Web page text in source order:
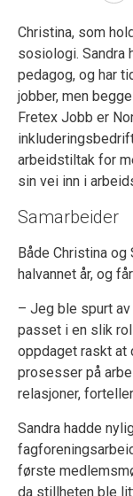
Christina, som
sosiologi. Sandra
pedagog, og har
jobber, men
Fretex Jobb er
arbeidstiltak for
sin vei inn i
Samarbeider
Både Christina
halvannet år, og
– Jeg ble spurt
passet i en slik
oppdaget raskt at
prosesser på
relasjoner,
Sandra hadde
første
da stillheten ble